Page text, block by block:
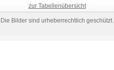
zur Tabellenübersicht
Die Bilder sind urheberrechtlich geschützt.